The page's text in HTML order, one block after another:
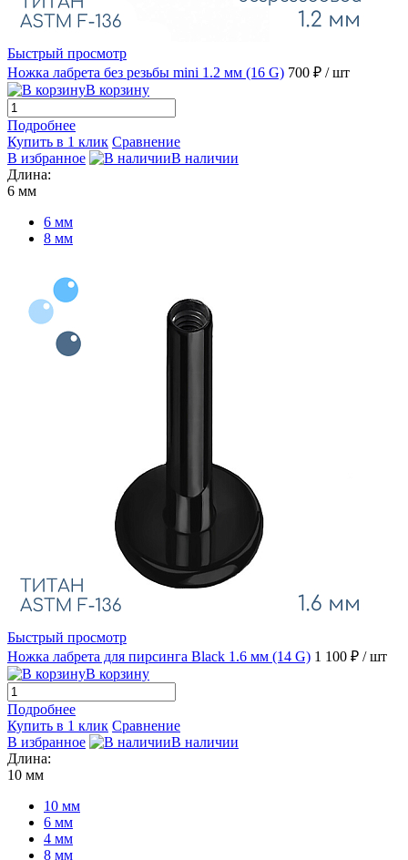
Быстрый просмотр
Ножка лабрета без резьбы mini 1.2 мм (16 G) 700 ₽ / шт
В корзину
Подробнее
Купить в 1 клик Сравнение
В избранное
В наличии
Длина:
6 мм
6 мм
8 мм
Быстрый просмотр
Ножка лабрета для пирсинга Black 1.6 мм (14 G) 1 100 ₽ / шт
В корзину
Подробнее
Купить в 1 клик Сравнение
В избранное
В наличии
Длина:
10 мм
10 мм
6 мм
4 мм
8 мм